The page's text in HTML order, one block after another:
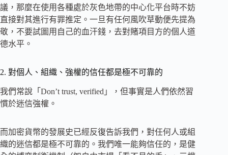
議，那麼在使用各種處於灰色地帶的中心化平台時不妨
直接對其進行有罪推定。一旦有任何風吹草動便先提為
敬，不要試圖用自己的血汗錢，去對賭項目方的個人道
德水平。
2. 對個人、組織、強權的信任都是極不可靠的
我們常說「Don’t trust, verified」，但事實是人們依然習
慣於迷信強權。
而加密貨幣的發展史已經反復告訴我們，對任何人或組
織的迷信都是極不可靠的。我們唯一能夠信任的，是健